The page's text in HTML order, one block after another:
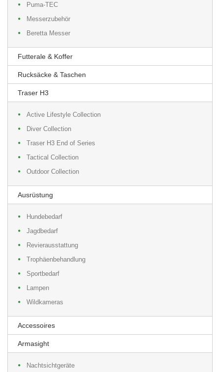
Puma-TEC
Messerzubehör
Beretta Messer
Futterale & Koffer
Rucksäcke & Taschen
Traser H3
Active Lifestyle Collection
Diver Collection
Traser H3 End of Series
Tactical Collection
Outdoor Collection
Ausrüstung
Hundebedarf
Jagdbedarf
Revierausstattung
Trophäenbehandlung
Sportbedarf
Lampen
Wildkameras
Accessoires
Armasight
Nachtsichtgeräte